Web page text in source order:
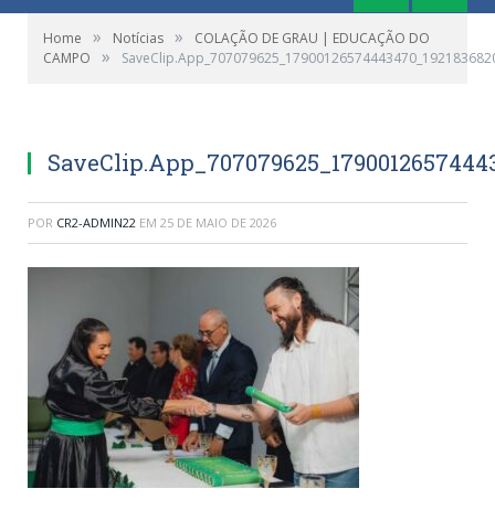
Home » Notícias »
COLAÇÃO DE GRAU | EDUCAÇÃO DO
CAMPO
»
POR CR2-ADMIN22 EM 25 DE MAIO DE 2026